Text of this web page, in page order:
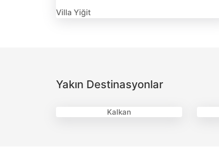
Villa Yiğit
Yakın Destinasyonlar
Kalkan